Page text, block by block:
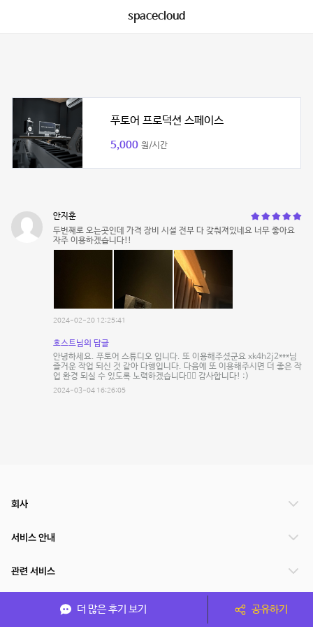
spacecloud
푸토어 프로덕션 스페이스
5,000 원/시간
안지훈
두번째로 오는곳인데 가격 장비 시설 전부 다 갖춰져있네요 너무 좋아요
자주 이용하겠습니다!!
2024-02-20 12:25:41
호스트님의 답글
안녕하세요. 푸토어 스튜디오 입니다. 또 이용해주셨군요 xk4h2j2***님
즐거운 작업 되신 것 같아 다행입니다. 다음에 또 이용해주시면 더 좋은 작
업 환경 되실 수 있도록 노력하겠습니다🙋‍♂️ 감사합니다! :)
2024-03-04 16:26:05
더 많은 후기 보기 공유하기
회사
서비스 안내
관련 서비스